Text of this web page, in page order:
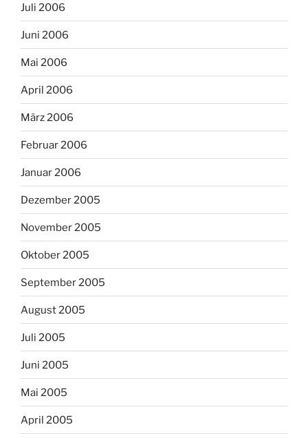
Juli 2006
Juni 2006
Mai 2006
April 2006
März 2006
Februar 2006
Januar 2006
Dezember 2005
November 2005
Oktober 2005
September 2005
August 2005
Juli 2005
Juni 2005
Mai 2005
April 2005